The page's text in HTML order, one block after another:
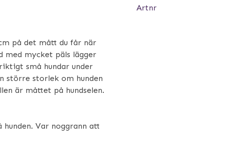
på det mått du får när
med mycket päls lägger
små hundar under
större storlek om hunden
är måttet på hundselen.
Var noggrann att
Artnr